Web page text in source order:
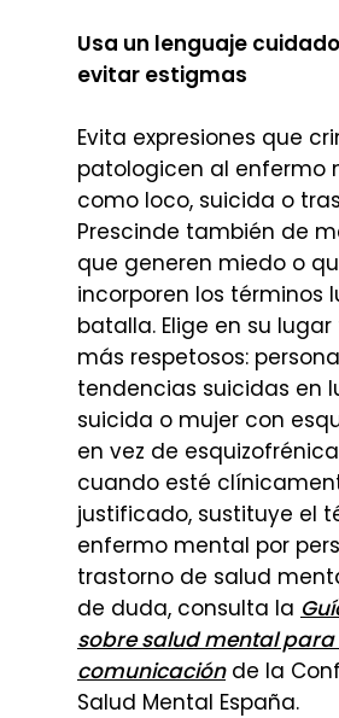
Usa un lenguaje
evitar estigmas
Evita expresiones que
patologicen al enfermo
como loco, suicida o
Prescinde también de
que generen miedo o
incorporen los términos
batalla. Elige en su
más respetosos:
tendencias suicidas en
suicida o mujer con
en vez de
cuando esté
justificado, sustituye el
enfermo mental por
trastorno de salud
de duda, consulta la
sobre salud mental
comunicaciónde la
Salud Mental España.